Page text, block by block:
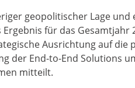
geopolitischer Lage
für das
Ausrichtung auf die
der End-to-End Solutions
mitteilt.